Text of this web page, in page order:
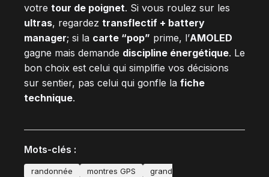
votre tour de poignet. Si vous roulez sur les
ultras, regardez transflectif + battery
manager; si la carte “pop” prime, l’AMOLED
gagne mais demande discipline énergétique. Le
bon choix est celui qui simplifie vos décisions
sur sentier, pas celui qui gonfle la fiche
technique.
Mots-clés :
randonnée montres GPS
grand